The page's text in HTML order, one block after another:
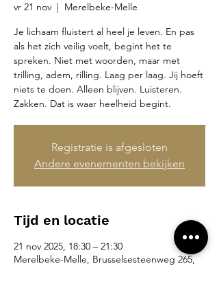
vr 21 nov
  |
Merelbeke-Melle
Je lichaam fluistert al heel je leven. En pas
als het zich veilig voelt, begint het te
spreken. Niet met woorden, maar met
trilling, adem, rilling. Laag per laag. Jij hoeft
niets te doen. Alleen blijven. Luisteren.
Zakken. Dat is waar heelheid begint.
Registratie is afgesloten
Andere evenementen bekijken
Tijd en locatie
21 nov 2025, 18:30 – 21:30
Merelbeke-Melle, Brusselsesteenweg 265,